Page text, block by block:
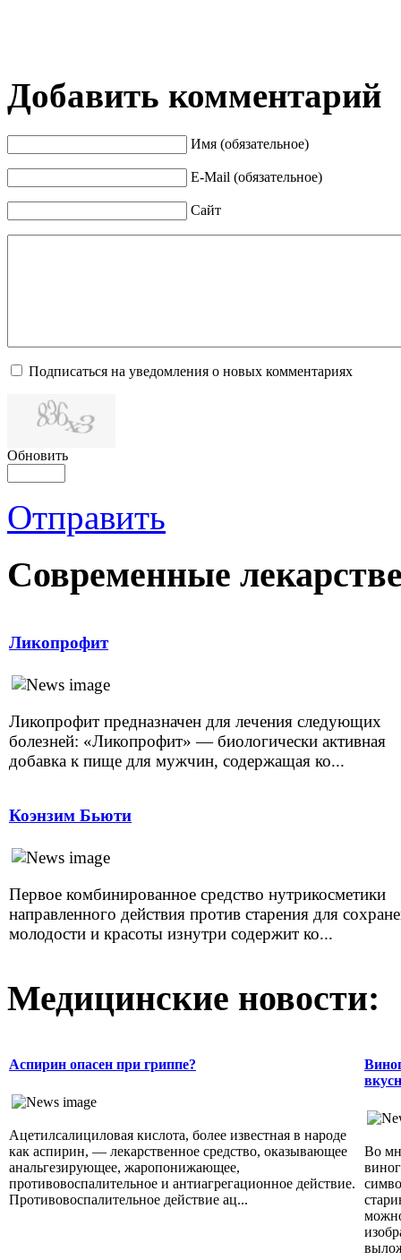
Добавить комментарий
Имя (обязательное)
E-Mail (обязательное)
Сайт
Подписаться на уведомления о новых комментариях
Обновить
Отправить
Современные
Ликопрофит
Ликопрофит предназначен для лечения следующих
болезней: «Ликопрофит» — биологически активная
добавка к пище для мужчин, содержащая ко...
Коэнзим Бьюти
Первое комбинированное средство нутрикосметики
направленного действия против старения для
молодости и красоты изнутри содержит ко...
Медицинские новости:
Аспирин опасен при гриппе?
Ацетилсалициловая кислота, более известная в народе
как аспирин, — лекарственное средство, оказывающее
анальгезирующее, жаропонижающее,
противовоспалительное и антиагрегационное действие.
Противовоспалительное действие ац...
Во